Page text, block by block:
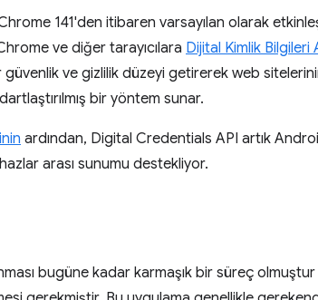
141'den itibaren varsayılan olarak
ve diğer tarayıcılara Dijital Kimlik Bilgileri
ve gizlilik düzeyi getirerek web
bir yöntem sunar.
ardından, Digital Credentials API artık
arası sunumu destekliyor.
bugüne kadar karmaşık bir süreç olmuştur